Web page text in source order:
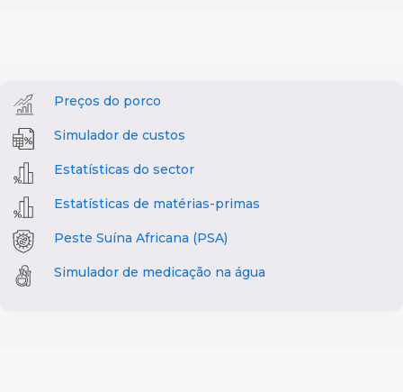
Preços do porco
Simulador de custos
Estatísticas do sector
Estatísticas de matérias-primas
Peste Suína Africana (PSA)
Simulador de medicação na água